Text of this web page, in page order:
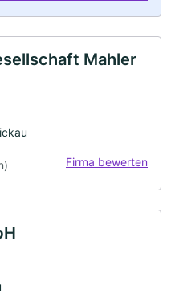
Mahler
Firma bewerten